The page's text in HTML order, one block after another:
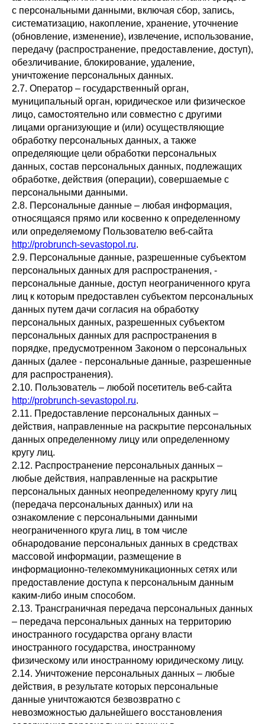
с персональными данными, включая сбор, запись,
систематизацию, накопление, хранение, уточнение
(обновление, изменение), извлечение, использование,
передачу (распространение, предоставление, доступ),
обезличивание, блокирование, удаление,
уничтожение персональных данных.
2.7. Оператор – государственный орган,
муниципальный орган, юридическое или физическое
лицо, самостоятельно или совместно с другими
лицами организующие и (или) осуществляющие
обработку персональных данных, а также
определяющие цели обработки персональных
данных, состав персональных данных, подлежащих
обработке, действия (операции), совершаемые с
персональными данными.
2.8. Персональные данные – любая информация,
относящаяся прямо или косвенно к определенному
или определяемому Пользователю веб-сайта
http://probrunch-sevastopol.ru.
2.9. Персональные данные, разрешенные субъектом
персональных данных для распространения, -
персональные данные, доступ неограниченного круга
лиц к которым предоставлен субъектом персональных
данных путем дачи согласия на обработку
персональных данных, разрешенных субъектом
персональных данных для распространения в
порядке, предусмотренном Законом о персональных
данных (далее - персональные данные, разрешенные
для распространения).
2.10. Пользователь – любой посетитель веб-сайта
http://probrunch-sevastopol.ru.
2.11. Предоставление персональных данных –
действия, направленные на раскрытие персональных
данных определенному лицу или определенному
кругу лиц.
2.12. Распространение персональных данных –
любые действия, направленные на раскрытие
персональных данных неопределенному кругу лиц
(передача персональных данных) или на
ознакомление с персональными данными
неограниченного круга лиц, в том числе
обнародование персональных данных в средствах
массовой информации, размещение в
информационно-телекоммуникационных сетях или
предоставление доступа к персональным данным
каким-либо иным способом.
2.13. Трансграничная передача персональных данных
– передача персональных данных на территорию
иностранного государства органу власти
иностранного государства, иностранному
физическому или иностранному юридическому лицу.
2.14. Уничтожение персональных данных – любые
действия, в результате которых персональные
данные уничтожаются безвозвратно с
невозможностью дальнейшего восстановления